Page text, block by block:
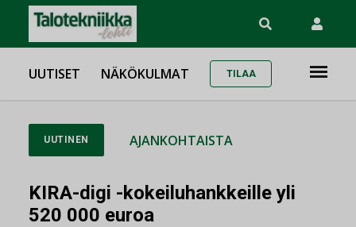
UUTISET NÄKÖKULMAT TILAA
UUTINEN AJANKOHTAISTA
KIRA-digi -kokeiluhankkeille yli
520 000 euroa